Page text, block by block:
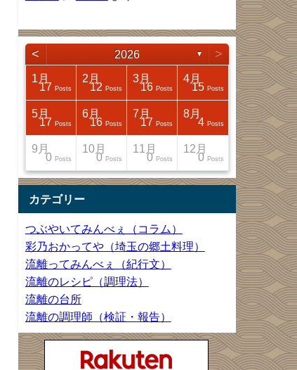
< 2026 ▼ >
1月
17 Posts
2月
12 Posts
3月
16 Posts
4月
15 Posts
5月
17 Posts
6月
16 Posts
7月
17 Posts
8月
4 Posts
9月
0 Posts
10月
0 Posts
11月
0 Posts
12月
0 Posts
カテゴリー
つぶやいてみんべぇ（コラム）
彩乃おかってや（埼玉の郷土料理）
流離ってみんべぇ（紀行文）
流離のレシピ（調理法）
流離の台所
流離の調理師（検証・報告）